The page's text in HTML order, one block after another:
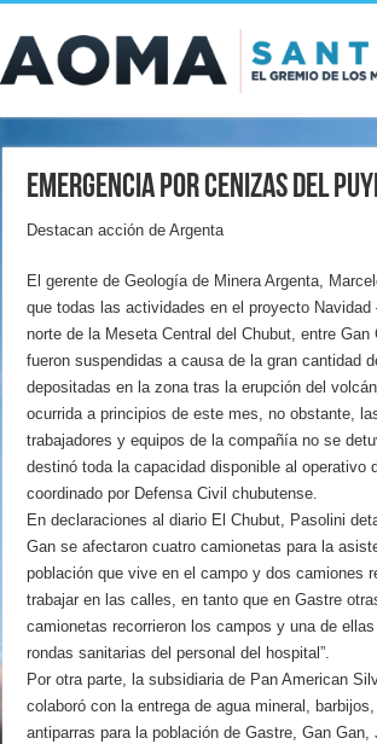
Emergencia por cenizas del
Destacan acción de Argenta
El gerente de Geología de Minera Argenta,
que todas las actividades en el proyecto Navidad
norte de la Meseta Central del Chubut, entre Gan
fueron suspendidas a causa de la gran cantidad
depositadas en la zona tras la erupción del
ocurrida a principios de este mes, no obstante,
trabajadores y equipos de la compañía no se
destinó toda la capacidad disponible al operativo
coordinado por Defensa Civil chubutense.
En declaraciones al diario El Chubut, Pasolini
Gan se afectaron cuatro camionetas para la
población que vive en el campo y dos camiones
trabajar en las calles, en tanto que en Gastre
camionetas recorrieron los campos y una de
rondas sanitarias del personal del hospital”.
Por otra parte, la subsidiaria de Pan American
colaboró con la entrega de agua mineral,
antiparras para la población de Gastre, Gan